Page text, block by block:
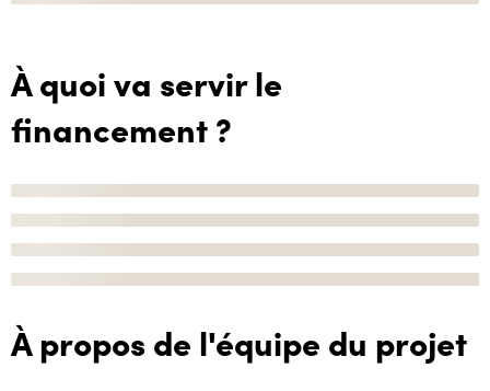
À quoi va servir le
financement ?
À propos de l'équipe du projet